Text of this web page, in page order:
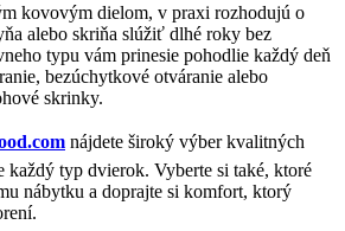
kovovým dielom, v praxi rozhodujú o
alebo skriňa slúžiť dlhé roky bez
typu vám prinesie pohodlie každý deň
bezúchytkové otváranie alebo
skrinky.
nájdete široký výber kvalitných
každý typ dvierok. Vyberte si také, ktoré
nábytku a doprajte si komfort, ktorý